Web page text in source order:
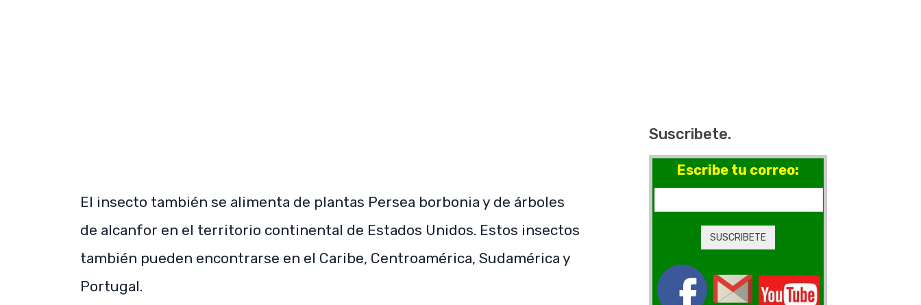
El insecto también se alimenta de plantas Persea borbonia y de árboles
de alcanfor en el territorio continental de Estados Unidos. Estos insectos
también pueden encontrarse en el Caribe, Centroamérica, Sudamérica y
Portugal.
Suscribete.
Escribe tu correo: